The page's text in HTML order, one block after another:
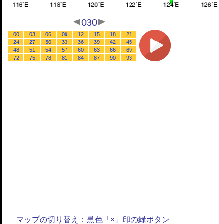
030
00 03 06 09 12 15 18
21
24
27 30 33 36 39 42
45
48
51 54 57 60 63 66
69
72
75 78 81 84 87 90 93
マップの切り替え：黒色「×」印の緑ボタン